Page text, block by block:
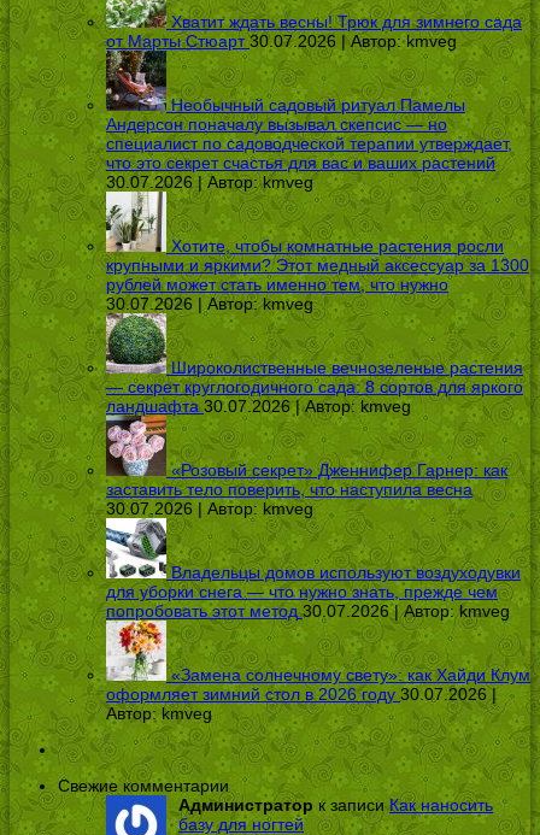
Хватит ждать весны! Трюк для зимнего сада
от Марты Стюарт 30.07.2026 | Автор:kmveg
Необычный садовый ритуал Памелы
Андерсон поначалу вызывал скепсис — но
специалист по садоводческой терапии утверждает,
что это секрет счастья для вас и ваших растений
30.07.2026 | Автор:kmveg
Хотите, чтобы комнатные растения росли
крупными и яркими? Этот медный аксессуар за 1300
рублей может стать именно тем, что нужно
30.07.2026 | Автор:kmveg
Широколиственные вечнозеленые растения
— секрет круглогодичного сада: 8 сортов для яркого
ландшафта 30.07.2026 | Автор: kmveg
«Розовый секрет» Дженнифер Гарнер: как
заставить тело поверить, что наступила весна
30.07.2026 | Автор: kmveg
Владельцы домов используют воздуходувки
для уборки снега — что нужно знать, прежде чем
попробовать этот метод 30.07.2026 | Автор:kmveg
«Замена солнечному свету»: как Хайди Клум
оформляет зимний стол в 2026 году 30.07.2026 |
Автор: kmveg
Свежие комментарии
Администратор к записиКак наносить
базу для ногтей